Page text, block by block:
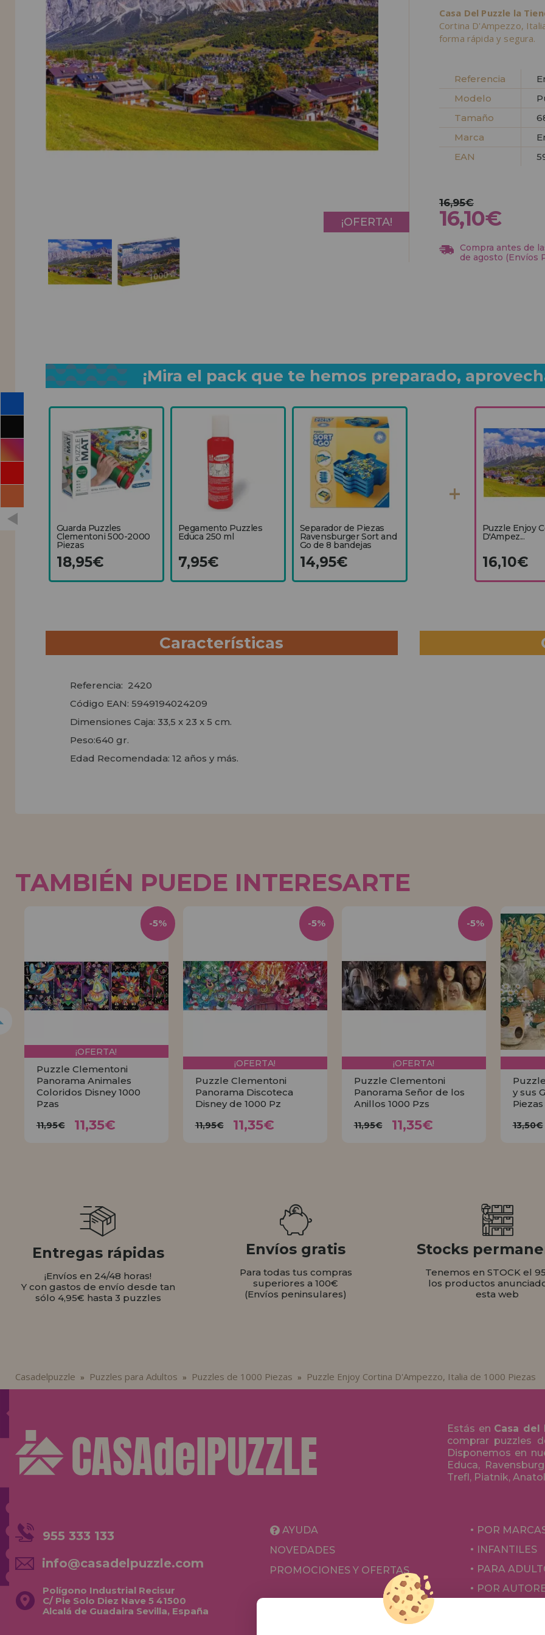
INFORMACIÓN
955 333 133
info@casadelpuzzle.com
Casa Del Puzzle la
Cortina D'Ampezzo,
forma rápida y segura.
Referencia
Modelo
Tamaño
Marca
EAN
¡OFERTA!
16,95€
16,10€
Compra antes de
de agosto (Envíos
¡Mira el pack que te hemos preparado,
Guarda Puzzles
Clementoni 500-2000
Piezas
18,95€
Pegamento Puzzles
Educa 250 ml
7,95€
Separador de Piezas
Ravensburger Sort and
Go de 8 bandejas
14,95€
Puzzle Enjoy
D'Ampez...
16,10€
Características
Referencia: 2420
Código EAN: 5949194024209
Dimensiones Caja: 33,5 x 23 x 5 cm.
Peso:640 gr.
Edad Recomendada: 12 años y más.
TAMBIÉN PUEDE INTERESARTE
¡OFERTA!
Puzzle Clementoni
Panorama Animales
Coloridos Disney 1000
Pzas
11,95€ 11,35€
-5%
¡OFERTA!
Puzzle Clementoni
Panorama Discoteca
Disney de 1000 Pz
11,95€ 11,35€
-5%
¡OFERTA!
Puzzle Clementoni
Panorama Señor de los
Anillos 1000 Pzs
11,95€ 11,35€
-5%
y sus
Piezas
13,50€
Entregas rápidas
¡Envíos en 24/48 horas!
Y con gastos de envío desde tan
sólo 4,95€ hasta 3 puzzles
Envíos gratis
Para todas tus compras
superiores a 100€
(Envíos peninsulares)
Stocks
Tenemos en STOCK el
los productos
esta web
Casadelpuzzle » Puzzles para Adultos » Puzzles de 1000 Piezas » Puzzle Enjoy Cortina D'Ampezzo, Italia de 1000 Piezas
Estás en Casa del
comprar puzzles
Disponemos en
Educa,
Trefl, Piatnik,
955 333 133
info@casadelpuzzle.com
Polígono Industrial Recisur
C/ Pie Solo Diez Nave 5 41500
Alcalá de Guadaira Sevilla, España
AYUDA
NOVEDADES
PROMOCIONES Y OFERTAS
POR
INFANTILES
PARA
POR
JUEGOS DE